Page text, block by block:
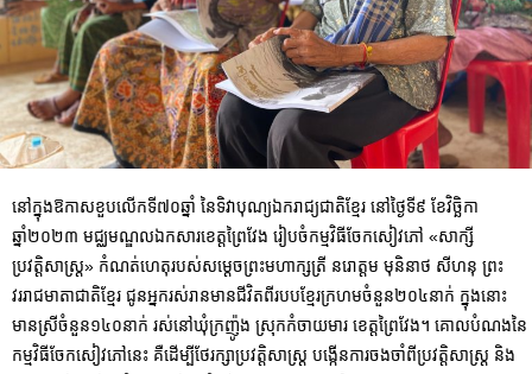
នៅក្នុងឱកាសខួបលើកទី៧០ឆ្នាំ នៃទិវាបុណ្យឯករាជ្យជាតិខ្មែរ នៅថ្ងៃទី៩ ខែវិច្ឆិកា
ឆ្នាំ២០២៣ មជ្ឈមណ្ឌលឯកសារខេត្តព្រៃវែង រៀបចំកម្មវិធីចែកសៀវភៅ​ «សាក្សី
ប្រវត្តិសាស្ត្រ» កំណត់ហេតុរបស់សម្តេចព្រះមហាក្សត្រី នរោត្តម មុនិនាថ សីហនុ ព្រះ
វររាជមាតាជាតិខ្មែរ ជូនអ្នករស់រានមានជីវិតពីរបបខ្មែរក្រហមចំនួន​២០៤នាក់ ក្នុងនោះ
មានស្រីចំនួន១៤០នាក់ រស់នៅឃុំក្រញ៉ូង ស្រុកកំចាយមារ ខេត្តព្រៃវែង។ គោលបំណងនៃ
កម្មវិធីចែកសៀវភៅនេះ គឺដើម្បីថែរក្សាប្រវត្តិសាស្ត្រ បង្កើនការចងចាំពីប្រវត្តិសាស្ត្រ និង